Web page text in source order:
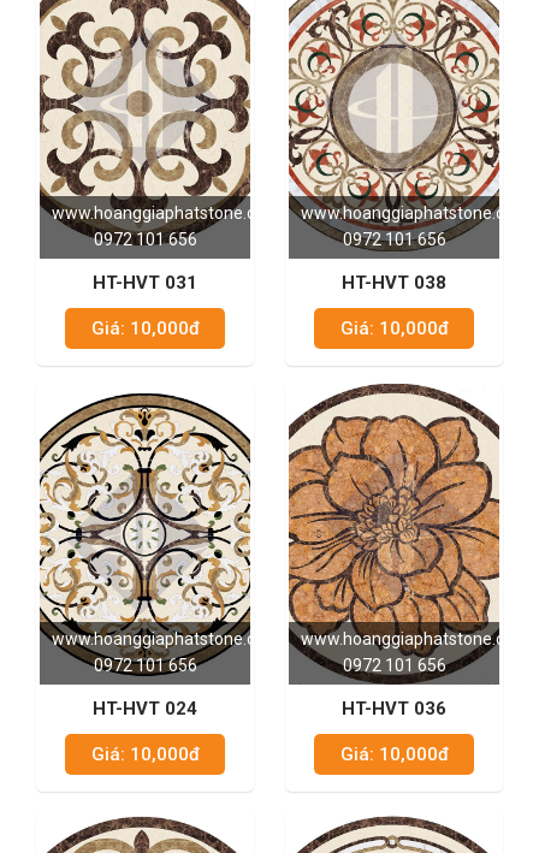
www.hoanggiaphatstone.com
0972 101 656
HT-HVT 031
Giá: 10,000đ
www.hoanggiaphatstone.com
0972 101 656
HT-HVT 038
Giá: 10,000đ
www.hoanggiaphatstone.com
0972 101 656
HT-HVT 024
Giá: 10,000đ
www.hoanggiaphatstone.com
0972 101 656
HT-HVT 036
Giá: 10,000đ